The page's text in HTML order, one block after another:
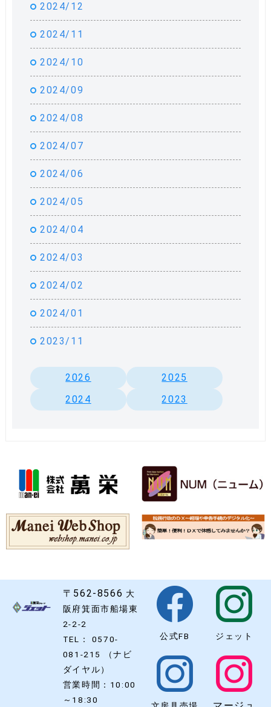
2024/12
2024/11
2024/10
2024/09
2024/08
2024/07
2024/06
2024/05
2024/04
2024/03
2024/02
2024/01
2023/11
2026
2025
2024
2023
〒562-8566 大
阪府箕面市船場東
2-2-2
TEL： 0570-
081-215 （ナビ
ダイヤル）
営業時間：10:00
～18:30
公式FB ジェット